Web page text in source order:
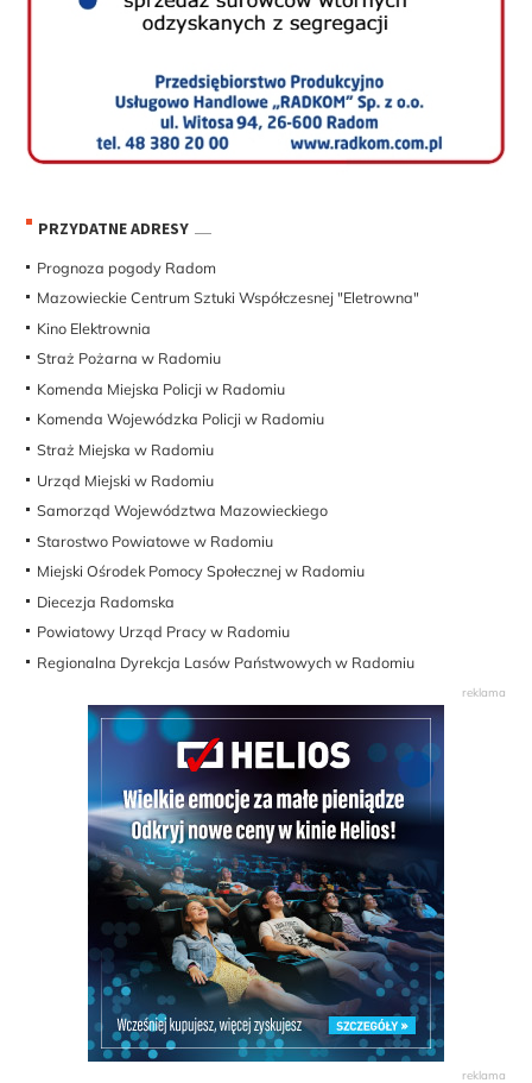
PRZYDATNE ADRESY
Prognoza pogody Radom
Mazowieckie Centrum Sztuki Współczesnej "Eletrowna"
Kino Elektrownia
Straż Pożarna w Radomiu
Komenda Miejska Policji w Radomiu
Komenda Wojewódzka Policji w Radomiu
Straż Miejska w Radomiu
Urząd Miejski w Radomiu
Samorząd Województwa Mazowieckiego
Starostwo Powiatowe w Radomiu
Miejski Ośrodek Pomocy Społecznej w Radomiu
Diecezja Radomska
Powiatowy Urząd Pracy w Radomiu
Regionalna Dyrekcja Lasów Państwowych w Radomiu